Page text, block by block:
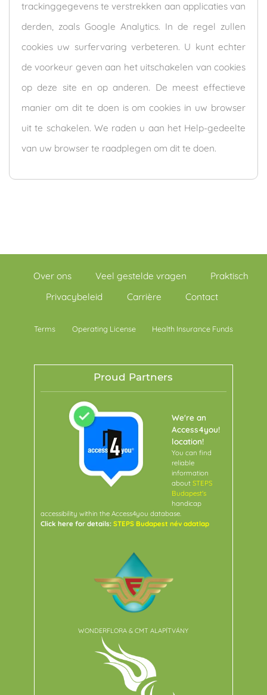
trackinggegevens te verstrekken aan applicaties van
derden, zoals Google Analytics. In de regel zullen
cookies uw surfervaring verbeteren. U kunt echter
de voorkeur geven aan het uitschakelen van cookies
op deze site en op anderen. De meest effectieve
manier om dit te doen is om cookies in uw browser
uit te schakelen. We raden u aan het Help-gedeelte
van uw browser te raadplegen om dit te doen.
Over ons Veel gestelde vragen
Praktisch
Privacybeleid
Carrière Contact
Terms Operating License Health Insurance Funds
Proud Partners
We're an
Access4you!
location!
You can find
reliable
information
about STEPS
Budapest's
handicap
accessibility within the Access4you database.
Click here for details: STEPS Budapest név adatlap
WONDERFLORA & CMT ALAPÍTVÁNY